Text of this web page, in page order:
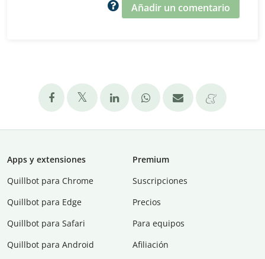
Añadir un comentario
Apps y extensiones
Quillbot para Chrome
Quillbot para Edge
Quillbot para Safari
Quillbot para Android
Premium
Suscripciones
Precios
Para equipos
Afiliación